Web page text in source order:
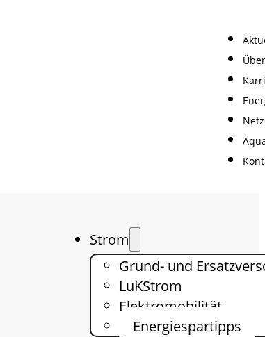
Strom
Grund- und
LuKStrom
Elektromobilität
Energiespartipps